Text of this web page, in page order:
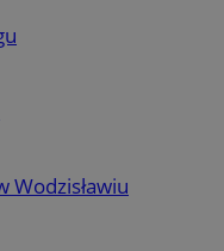
Wodzisławiu